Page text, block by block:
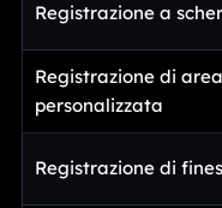
Registrazione a
Registrazione di area
personalizzata
Registrazione di